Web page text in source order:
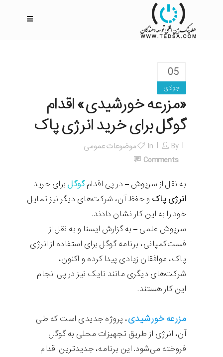
05
جولای
«مزرعه خورشیدی» اقدام
گوگل برای خرید انرژی پاک
By
In
موضوعات عمومی
Comments
به نقل از سرپوش – در پی اقدامگوگل برای خرید
انرژی پاک و حفظ آن، شرکت‌های دیگر نیز تمایل
خود را به این کار نشان دادند.
سرپوش علمی – به گزارش ایسنا و به نقل از
فست‌کمپانی، برنامه گوگل برای استفاده از انرژی
پاک، موافقان زیادی پیدا کرده و اکنون،
شرکت‌های دیگری مانند نایک نیز در پی انجام
این کار هستند.
مزرعه خورشیدی، پروژه جدیدی است که طی
آن، انرژی از طریق تجهیزات محلی به گوگل
فروخته می‌شود. این برنامه، جدیدترین اقدام